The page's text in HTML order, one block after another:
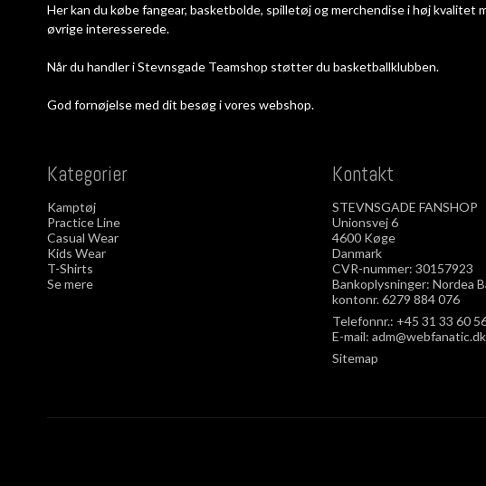
Her kan du købe fangear, basketbolde, spilletøj og merchendise i høj
øvrige interesserede.
Når du handler i Stevnsgade Teamshop støtter du basketballklubben.
God fornøjelse med dit besøg i vores webshop.
Kategorier
Kamptøj
Practice Line
Casual Wear
Kids Wear
T-Shirts
Se mere
Kontakt
STEVNSGADE FANSHOP
Unionsvej 6
4600 Køge
Danmark
CVR-nummer: 30157923
Bankoplysninger: Nordea
kontonr. 6279 884 076
Telefonnr.: +45 31 33 60
E-mail: adm@webfanatic.dk
Sitemap